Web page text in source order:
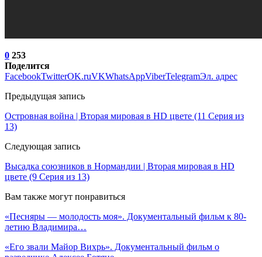
0 253
Поделится
FacebookTwitterOK.ruVKWhatsAppViberTelegramЭл. адрес
Предыдущая запись
Островная война | Вторая мировая в HD цвете (11 Серия из
13)
Следующая запись
Высадка союзников в Нормандии | Вторая мировая в HD
цвете (9 Серия из 13)
Вам также могут понравиться
«Песняры — молодость моя». Документальный фильм к 80-
летию Владимира…
«Его звали Майор Вихрь». Документальный фильм о